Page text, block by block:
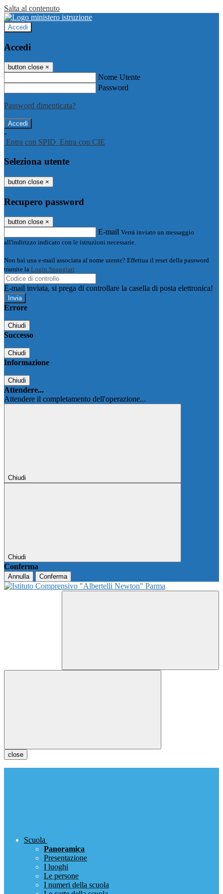
Salta al contenuto
Accedi
Accedi
button close ×
Nome Utente
Password
Password dimenticata?
-
Entra con SPID Entra con CIE
Seleziona utente
button close ×
Recupero password
button close ×
E-mail Verrà inviato un messaggio
all'indirizzo indicato con le istruzioni necessarie.
Non hai una e-mail associata al nome utente? Effettua il reset della password
tramite la Login Spaggiari
E-mail inviata, si prega di controllare la casella di posta elettronica!
Errore
Chiudi
Successo
Chiudi
Informazione
Chiudi
Attendere...
Attendere il completamento dell'operazione...
Chiudi
Chiudi
Conferma
Annulla Conferma
close
Scuola
Panoramica
Presentazione
I luoghi
Le persone
I numeri della scuola